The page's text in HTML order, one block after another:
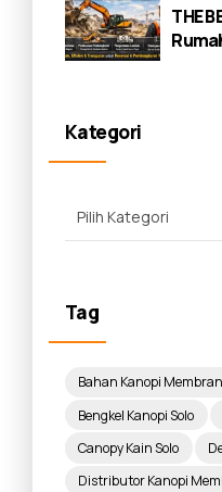
THE
Kategori
Tag
Bahan Kanopi Membran
Bengkel Kanopi Solo
Canopy Kain Solo
Distributor Kanopi